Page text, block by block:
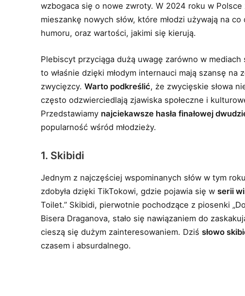
wzbogaca się o nowe zwroty. W 2024 roku w
mieszankę nowych słów, które młodzi używają na
humoru, oraz wartości, jakimi się kierują.
Plebiscyt przyciąga dużą uwagę zarówno w
to właśnie dzięki młodym internauci mają szansę na
zwycięzcy.Warto podkreślić, że zwycięskie słowa
często odzwierciedlają zjawiska społeczne i
Przedstawiamy najciekawsze hasła finałowej
popularność wśród młodzieży.
1. Skibidi
Jednym z najczęściej wspominanych słów w tym
zdobyła dzięki TikTokowi, gdzie pojawia się wserii
Toilet.” Skibidi, pierwotnie pochodzące z piosenki
Bisera Draganova, stało się nawiązaniem do
cieszą się dużym zainteresowaniem. Dziśsłowo
czasem i absurdalnego.